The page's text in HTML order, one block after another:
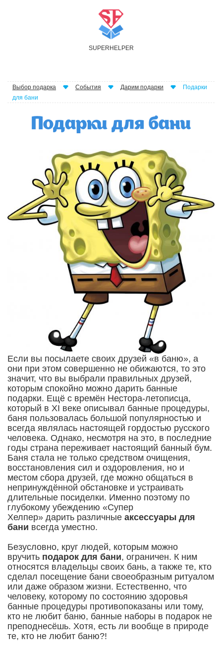
SUPER H ELPER
Выбор подарка События Дарим подарки
Подарки
для бани
Подарки для бани
Если вы посылаете своих друзей «в баню», а
они при этом совершенно не обижаются, то это
значит, что вы выбрали правильных друзей,
которым спокойно можно дарить банные
подарки. Ещё с времён Нестора-летописца,
который в XI веке описывал банные процедуры,
баня пользовалась большой популярностью и
всегда являлась настоящей гордостью русского
человека. Однако, несмотря на это, в последние
годы страна переживает настоящий банный бум.
Баня стала не только средством очищения,
восстановления сил и оздоровления, но и
местом сбора друзей, где можно общаться в
непринуждённой обстановке и устраивать
длительные посиделки. Именно поэтому по
глубокому убеждению «Супер
Хелпер» дарить различные аксессуары для
бани всегда уместно.
Безусловно, круг людей, которым можно
вручить подарок для бани, ограничен. К ним
относятся владельцы своих бань, а также те, кто
сделал посещение бани своеобразным ритуалом
или даже образом жизни. Естественно, что
человеку, которому по состоянию здоровья
банные процедуры противопоказаны или тому,
кто не любит баню, банные наборы в подарок не
преподнесёшь. Хотя, есть ли вообще в природе
те, кто не любит баню?!